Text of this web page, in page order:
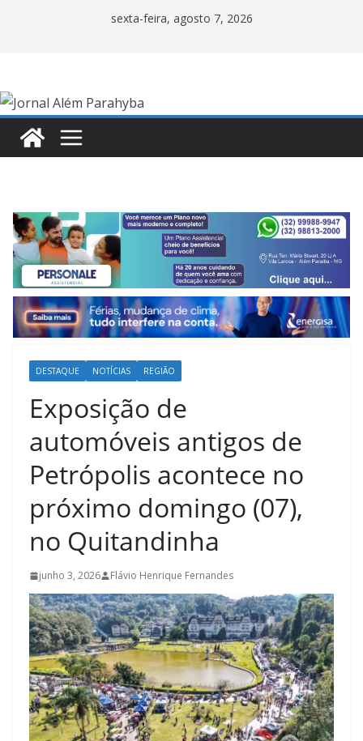
sexta-feira, agosto 7, 2026
DESTAQUE NOTÍCIAS REGIÃO
Exposição de
automóveis antigos de
Petrópolis acontece no
próximo domingo (07),
no Quitandinha
junho 3, 2026 Flávio Henrique Fernandes